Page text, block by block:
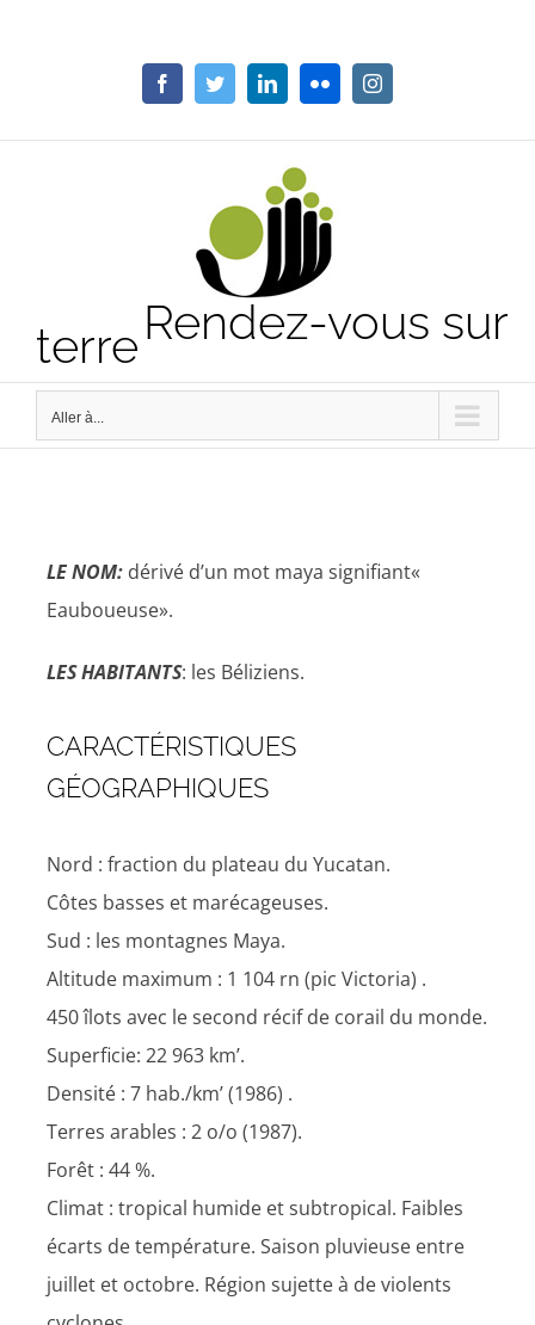
FacebookTwitterLinkedInFlickr Instagram
Rendez-vous sur
terre
Aller à...
LE NOM:dérivé d’un mot maya signifiant«
Eauboueuse».
LES HABITANTS: les Béliziens.
CARACTÉRISTIQUES
GÉOGRAPHIQUES
Nord : fraction du plateau du Yucatan.
Côtes basses et marécageuses.
Sud : les montagnes Maya.
Altitude maximum : 1 104 rn (pic Victoria) .
450 îlots avec le second récif de corail du monde.
Superficie: 22 963 km’.
Densité : 7 hab./km’ (1986) .
Terres arables : 2 o/o (1987).
Forêt : 44 %.
Climat : tropical humide et subtropical. Faibles
écarts de température. Saison pluvieuse entre
juillet et octobre. Région sujette à de violents